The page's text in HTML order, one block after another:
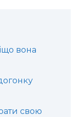
вона
свою